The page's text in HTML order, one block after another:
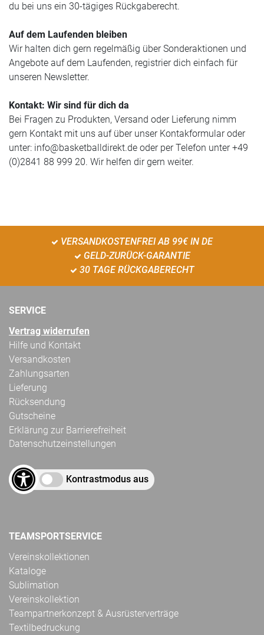
du bei uns ein 30-tägiges Rückgaberecht.
Auf dem Laufenden bleiben
Wir halten dich gern regelmäßig über Sonderaktionen und
Angebote auf dem Laufenden, registrier dich einfach für
unseren Newsletter.
Kontakt: Wir sind für dich da
Bei Fragen zu Produkten, Versand oder Lieferung nimm
gern Kontakt mit uns auf über unser Kontakformular oder
unter: info@basketballdirekt.de oder per Telefon unter +49
(0)2841 88 999 20. Wir helfen dir gern weiter.
VERSANDKOSTENFREI AB 99€ IN DE
GELD-ZURÜCK-GARANTIE
30 TAGE RÜCKGABERECHT
SERVICE
Vertrag widerrufen
Hilfe und Kontakt
Versandkosten
Zahlungsarten
Lieferung
Rücksendung
Gutscheine
Erklärung zur Barrierefreiheit
Datenschutzeinstellungen
Kontrastmodus aus
TEAMSPORTSERVICE
Vereinskollektionen
Kataloge
Sublimation
Vereinskollektion
Teampartnerkonzept & Ausrüsterverträge
Textilbedruckung